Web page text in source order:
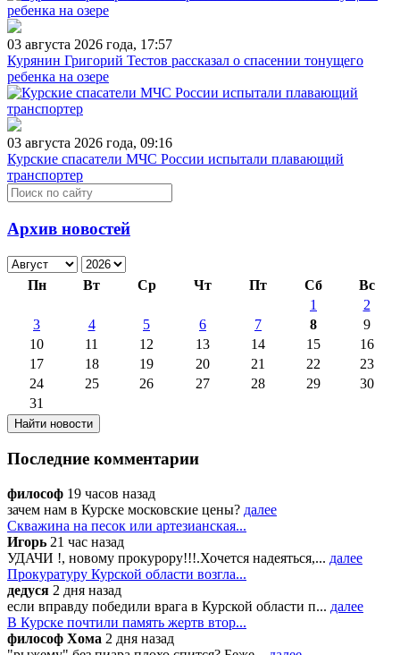
03 августа 2026 года, 17:57
Курянин Григорий Тестов рассказал о спасении тонущего
ребенка на озере
03 августа 2026 года, 09:16
Курские спасатели МЧС России испытали плавающий
транспортер
Архив новостей
Пн Вт Ср Чт Пт Сб
Вс
1
2
3
4 5 6 7 8
9
10
11 12 13 14 15
16
17
18 19 20 21 22
23
24
25 26 27 28 29
30
31
Последние комментарии
философ 19 часов назад
зачем нам в Курске московские цены? далее
Скважина на песок или артезианская...
Игорь 21 час назад
УДАЧИ !, новому прокурору!!!.Хочется надеяться,... далее
Прокуратуру Курской области возгла...
дедуся 2 дня назад
если вправду победили врага в Курской области п... далее
В Курске почтили память жертв втор...
философ Хома 2 дня назад